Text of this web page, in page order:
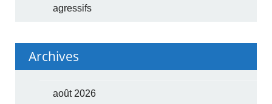
agressifs
Archives
août 2026